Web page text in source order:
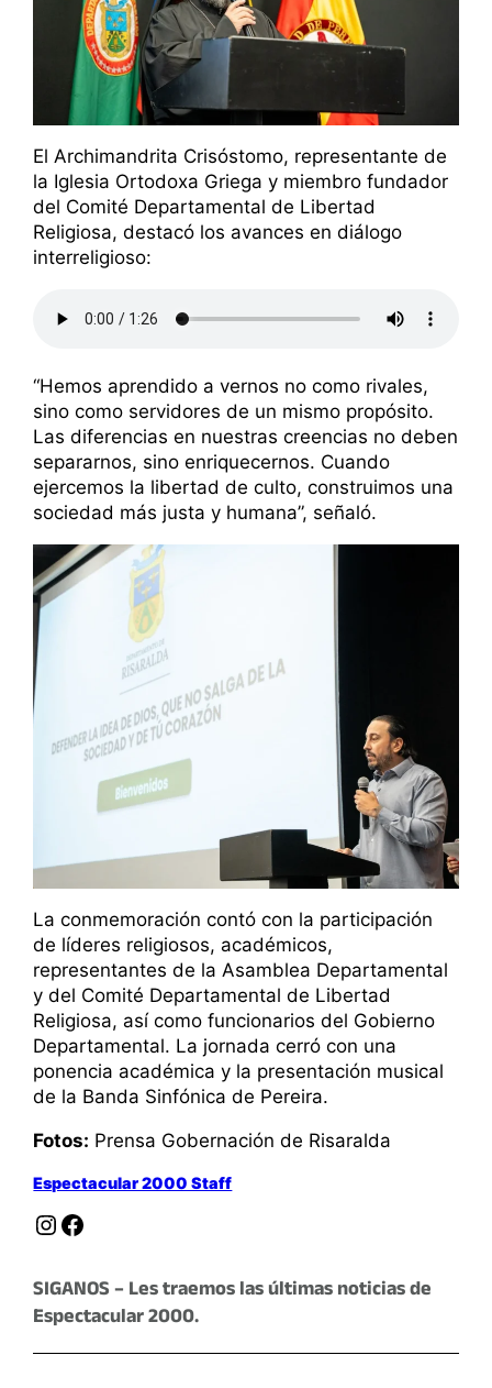
El Archimandrita Crisóstomo, representante de
la Iglesia Ortodoxa Griega y miembro fundador
del Comité Departamental de Libertad
Religiosa, destacó los avances en diálogo
interreligioso:
“Hemos aprendido a vernos no como rivales,
sino como servidores de un mismo propósito.
Las diferencias en nuestras creencias no deben
separarnos, sino enriquecernos. Cuando
ejercemos la libertad de culto, construimos una
sociedad más justa y humana”, señaló.
La conmemoración contó con la participación
de líderes religiosos, académicos,
representantes de la Asamblea Departamental
y del Comité Departamental de Libertad
Religiosa, así como funcionarios del Gobierno
Departamental. La jornada cerró con una
ponencia académica y la presentación musical
de la Banda Sinfónica de Pereira.
Fotos: Prensa Gobernación de Risaralda
Espectacular 2000 Staff
Instagram Facebook
SIGANOS – Les traemos las últimas noticias de
Espectacular 2000.